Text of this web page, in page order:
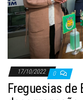
17/10/2022 0
Freguesias de